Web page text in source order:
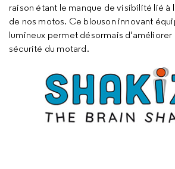
raison étant le manque de visibilité lié à
de nos motos. Ce blouson innovant
lumineux permet désormais d'améliorer
sécurité du motard.